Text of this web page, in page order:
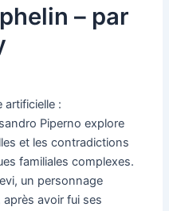
– par
artificielle :
Piperno explore
et les contradictions
familiales complexes.
un personnage
avoir fui ses